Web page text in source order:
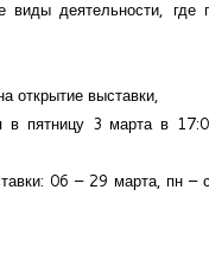
виды деятельности, где
открытие выставки,
в пятницу 3 марта в
06 – 29 марта, пн –